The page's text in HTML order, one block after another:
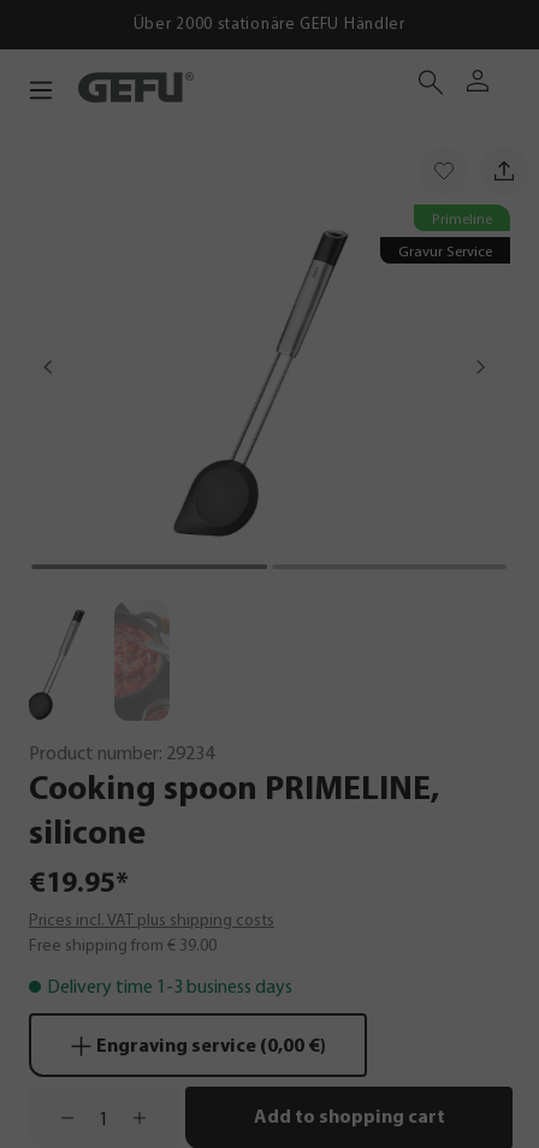
Über 2000 stationäre GEFU Händler
Primeline
Gravur Service
Product number: 29234
Cooking spoon PRIMELINE,
silicone
€19.95*
Prices incl. VAT plus shipping costs
Free shipping from € 39.00
Delivery time 1-3 business days
Engraving service (0,00 €)
Add to shopping cart